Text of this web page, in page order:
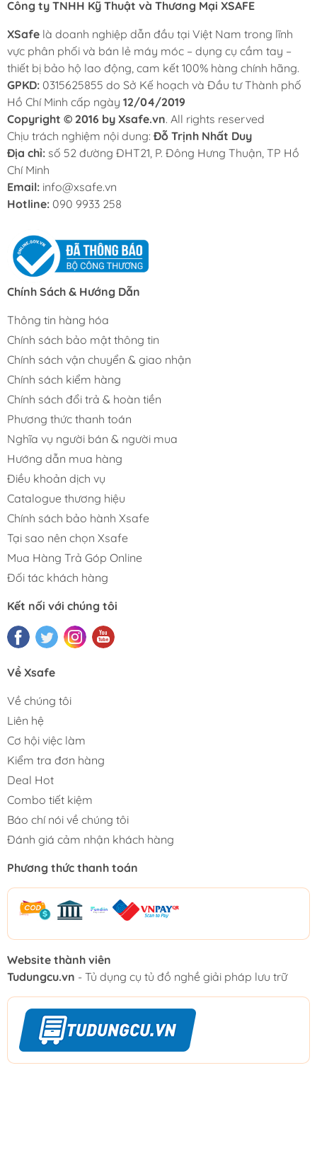
Công ty TNHH Kỹ Thuật và Thương Mại XSAFE
XSafe là doanh nghiệp dẫn đầu tại Việt Nam trong lĩnh
vực phân phối và bán lẻ máy móc – dụng cụ cầm tay –
thiết bị bảo hộ lao động, cam kết 100% hàng chính hãng.
GPKD: 0315625855 do Sở Kế hoạch và Đầu tư Thành phố
Hồ Chí Minh cấp ngày 12/04/2019
Copyright © 2016 by Xsafe.vn. All rights reserved
Chịu trách nghiệm nội dung: Đỗ Trịnh Nhất Duy
Địa chỉ: số 52 đường ĐHT21, P. Đông Hưng Thuận, TP Hồ
Chí Minh
Email: info@xsafe.vn
Hotline: 090 9933 258
Chính Sách & Hướng Dẫn
Thông tin hàng hóa
Chính sách bảo mật thông tin
Chính sách vận chuyển & giao nhận
Chính sách kiểm hàng
Chính sách đổi trả & hoàn tiền
Phương thức thanh toán
Nghĩa vụ người bán & người mua
Hướng dẫn mua hàng
Điều khoản dịch vụ
Catalogue thương hiệu
Chính sách bảo hành Xsafe
Tại sao nên chọn Xsafe
Mua Hàng Trả Góp Online
Đối tác khách hàng
Kết nối với chúng tôi
Về Xsafe
Về chúng tôi
Liên hệ
Cơ hội việc làm
Kiểm tra đơn hàng
Deal Hot
Combo tiết kiệm
Báo chí nói về chúng tôi
Đánh giá cảm nhận khách hàng
Phương thức thanh toán
Website thành viên
Tudungcu.vn - Tủ dụng cụ tủ đồ nghề giải pháp lưu trữ